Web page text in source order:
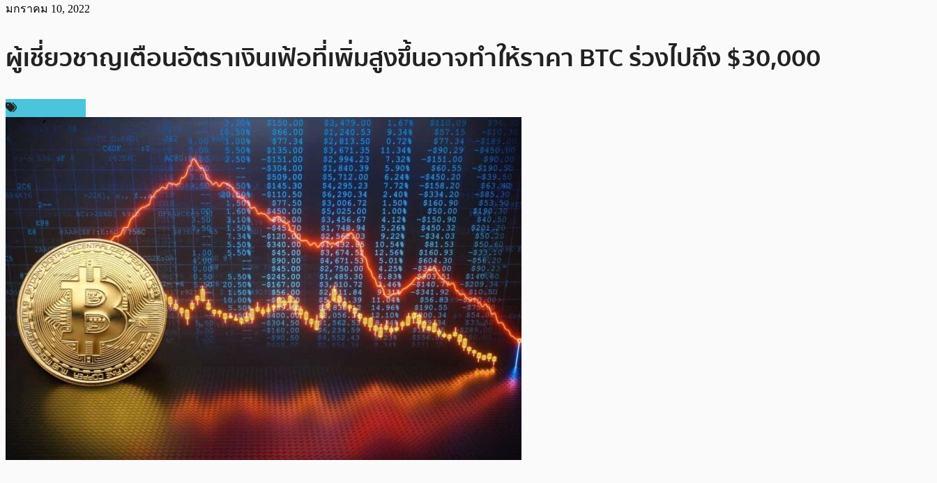
มกราคม 10, 2022
ผู้เชี่ยวชาญเตือนอัตราเงินเฟ้อที่เพิ่มสูงขึ้นอาจทำให้ราคา BTC ร่วงไปถึง $30,000